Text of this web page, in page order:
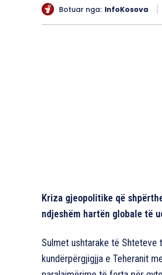
Botuar nga: InfoKosova
Kriza gjeopolitike që
ndjeshëm hartën globale të
Sulmet ushtarake të Shteteve
kundërpërgjigjja e Teheranit